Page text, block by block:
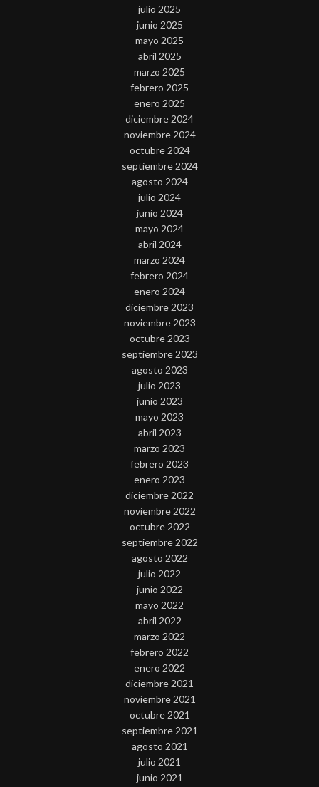
julio 2025
junio 2025
mayo 2025
abril 2025
marzo 2025
febrero 2025
enero 2025
diciembre 2024
noviembre 2024
octubre 2024
septiembre 2024
agosto 2024
julio 2024
junio 2024
mayo 2024
abril 2024
marzo 2024
febrero 2024
enero 2024
diciembre 2023
noviembre 2023
octubre 2023
septiembre 2023
agosto 2023
julio 2023
junio 2023
mayo 2023
abril 2023
marzo 2023
febrero 2023
enero 2023
diciembre 2022
noviembre 2022
octubre 2022
septiembre 2022
agosto 2022
julio 2022
junio 2022
mayo 2022
abril 2022
marzo 2022
febrero 2022
enero 2022
diciembre 2021
noviembre 2021
octubre 2021
septiembre 2021
agosto 2021
julio 2021
junio 2021